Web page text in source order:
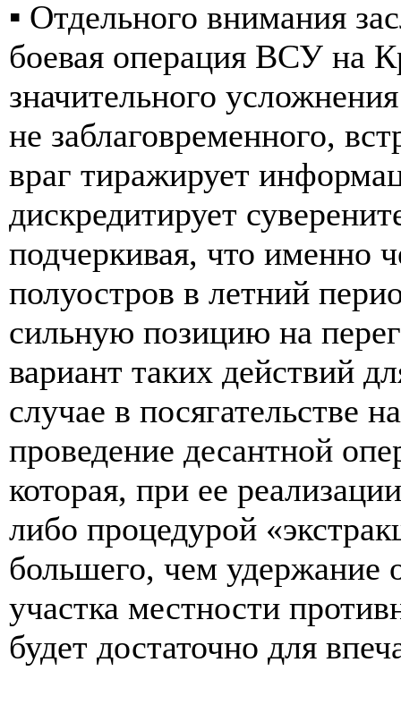
▪️ Отдельного внимания
боевая операция ВСУ на
значительного
не заблаговременного,
враг тиражирует
дискредитирует
подчеркивая, что именно
полуостров в летний
сильную позицию на
вариант таких действий
случае в посягательстве
проведение десантной
которая, при ее
либо процедурой
большего, чем удержание
участка местности
будет достаточно для